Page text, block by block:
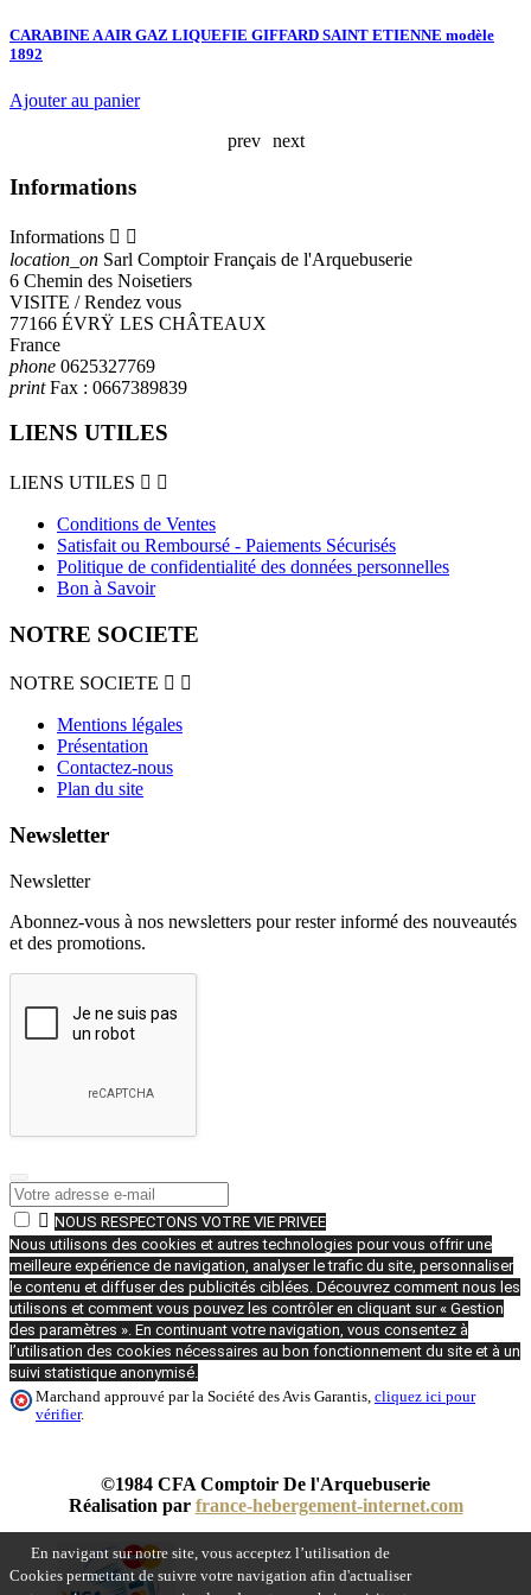
En navigant sur notre site, vous acceptez l’utilisation de
Cookies permettant de suivre votre navigation afin d'actualiser
CARABINE A AIR GAZ LIQUEFIE GIFFARD SAINT ETIENNE modèle
1892
Ajouter au panier
prev
next
Informations
Informations  
location_on Sarl Comptoir Français de l'Arquebuserie
6 Chemin des Noisetiers
VISITE / Rendez vous
77166 ÉVRŸ LES CHÂTEAUX
France
phone 0625327769
printFax : 0667389839
LIENS UTILES
LIENS UTILES  
Conditions de Ventes
Satisfait ou Remboursé - Paiements Sécurisés
Politique de confidentialité des données personnelles
Bon à Savoir
NOTRE SOCIETE
NOTRE SOCIETE  
Mentions légales
Présentation
Contactez-nous
Plan du site
Newsletter
Newsletter
Abonnez-vous à nos newsletters pour rester informé des nouveautés
et des promotions.
 NOUS RESPECTONS VOTRE VIE PRIVEE
Nous utilisons des cookies et autres technologies pour vous offrir une
meilleure expérience de navigation, analyser le trafic du site, personnaliser
le contenu et diffuser des publicités ciblées. Découvrez comment nous les
utilisons et comment vous pouvez les contrôler en cliquant sur « Gestion
des paramètres ». En continuant votre navigation, vous consentez à
l’utilisation des cookies nécessaires au bon fonctionnement du site et à un
suivi statistique anonymisé.
Marchand approuvé par la Société des Avis Garantis, cliquez ici pour
vérifier.
©1984 CFA Comptoir De l'Arquebuserie
Réalisation par france-hebergement-internet.com